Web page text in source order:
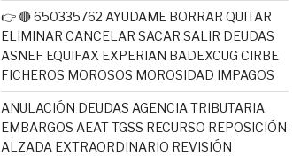
👉 🔴 650335762 AYUDAME BORRAR QUITAR
ELIMINAR CANCELAR SACAR SALIR DEUDAS
ASNEF EQUIFAX EXPERIAN BADEXCUG CIRBE
FICHEROS MOROSOS MOROSIDAD IMPAGOS
ANULACIÓN DEUDAS AGENCIA TRIBUTARIA
EMBARGOS AEAT TGSS RECURSO REPOSICIÓN
ALZADA EXTRAORDINARIO REVISIÓN